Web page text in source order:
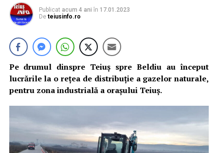
Publicat acum 4 ani în 17.01.2023
De teiusinfo.ro
Pe drumul dinspre Teiuș spre Beldiu au început
lucrările la o rețea de distribuție a gazelor naturale,
pentru zona industrială a orașului Teiuș.